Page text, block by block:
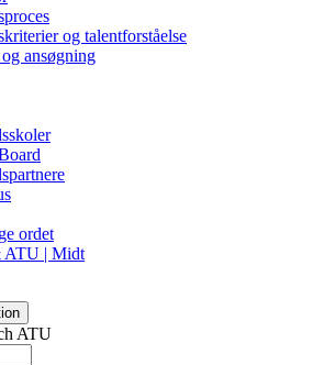
og talentforståelse
ansøgning
ordet
ATU | Midt